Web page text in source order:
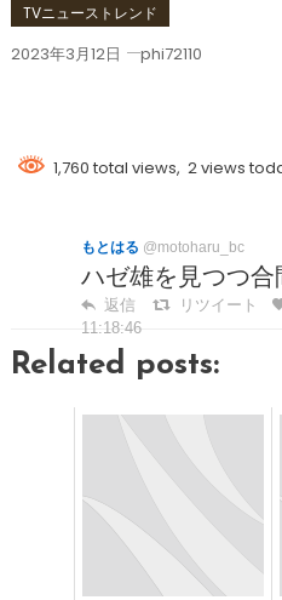
TVニューストレンド
2023年3月12日 phi72110
1,760 total views, 2 views
もとはる @motoharu_bc
ハゼ雄を見つつ
返信 リツイート
11:18:46
Related posts: